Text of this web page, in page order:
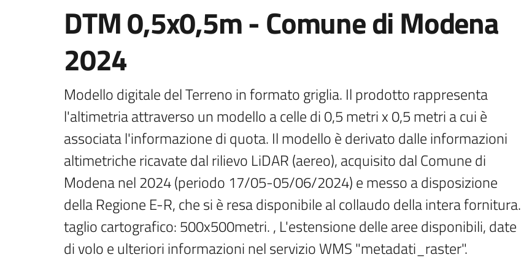
DTM 0,5x0,5m - Comune di Modena
2024
Modello digitale del Terreno in formato griglia. Il prodotto rappresenta
l'altimetria attraverso un modello a celle di 0,5 metri x 0,5 metri a cui è
associata l'informazione di quota. Il modello è derivato dalle informazioni
altimetriche ricavate dal rilievo LiDAR (aereo), acquisito dal Comune di
Modena nel 2024 (periodo 17/05-05/06/2024) e messo a disposizione
della Regione E-R, che si è resa disponibile al collaudo della intera fornitura.
taglio cartografico: 500x500metri. , L'estensione delle aree disponibili, date
di volo e ulteriori informazioni nel servizio WMS "metadati_raster".